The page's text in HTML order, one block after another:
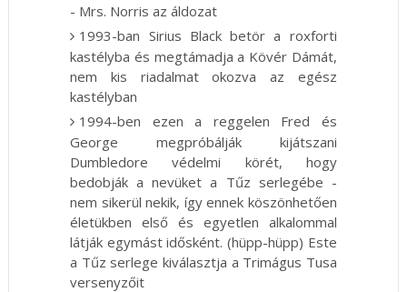
- Mrs. Norris az áldozat
1993-ban Sirius Black betör a roxforti
kastélyba és megtámadja a Kövér Dámát,
nem kis riadalmat okozva az egész
kastélyban
1994-ben ezen a reggelen Fred és
George megpróbálják kijátszani
Dumbledore védelmi körét, hogy
bedobják a nevüket a Tűz serlegébe -
nem sikerül nekik, így ennek köszönhetően
életükben első és egyetlen alkalommal
látják egymást idősként. (hüpp-hüpp) Este
a Tűz serlege kiválasztja a Trimágus Tusa
versenyzőit